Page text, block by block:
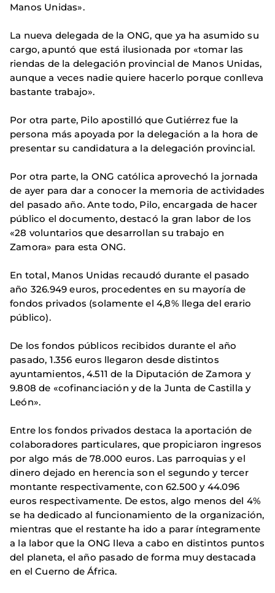
Manos Unidas».
La nueva delegada de la ONG, que ya ha asumido su
cargo, apuntó que está ilusionada por «tomar las
riendas de la delegación provincial de Manos Unidas,
aunque a veces nadie quiere hacerlo porque conlleva
bastante trabajo».
Por otra parte, Pilo apostilló que Gutiérrez fue la
persona más apoyada por la delegación a la hora de
presentar su candidatura a la delegación provincial.
Por otra parte, la ONG católica aprovechó la jornada
de ayer para dar a conocer la memoria de actividades
del pasado año. Ante todo, Pilo, encargada de hacer
público el documento, destacó la gran labor de los
«28 voluntarios que desarrollan su trabajo en
Zamora» para esta ONG.
En total, Manos Unidas recaudó durante el pasado
año 326.949 euros, procedentes en su mayoría de
fondos privados (solamente el 4,8% llega del erario
público).
De los fondos públicos recibidos durante el año
pasado, 1.356 euros llegaron desde distintos
ayuntamientos, 4.511 de la Diputación de Zamora y
9.808 de «cofinanciación y de la Junta de Castilla y
León».
Entre los fondos privados destaca la aportación de
colaboradores particulares, que propiciaron ingresos
por algo más de 78.000 euros. Las parroquias y el
dinero dejado en herencia son el segundo y tercer
montante respectivamente, con 62.500 y 44.096
euros respectivamente. De estos, algo menos del 4%
se ha dedicado al funcionamiento de la organización,
mientras que el restante ha ido a parar íntegramente
a la labor que la ONG lleva a cabo en distintos puntos
del planeta, el año pasado de forma muy destacada
en el Cuerno de África.